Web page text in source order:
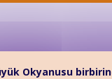
Okyanusu